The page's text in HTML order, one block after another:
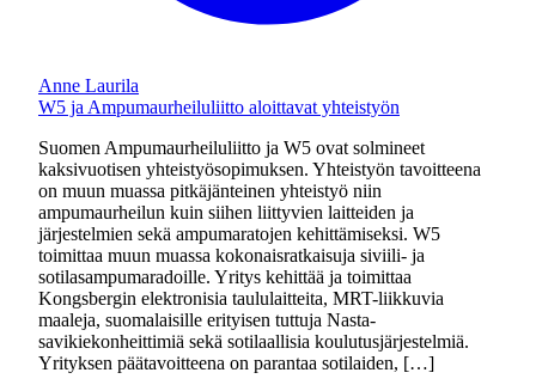
Anne Laurila
W5 ja Ampumaurheiluliitto aloittavat yhteistyön
Suomen Ampumaurheiluliitto ja W5 ovat solmineet
kaksivuotisen yhteistyösopimuksen. Yhteistyön tavoitteena
on muun muassa pitkäjänteinen yhteistyö niin
ampumaurheilun kuin siihen liittyvien laitteiden ja
järjestelmien sekä ampumaratojen kehittämiseksi. W5
toimittaa muun muassa kokonaisratkaisuja siviili- ja
sotilasampumaradoille. Yritys kehittää ja toimittaa
Kongsbergin elektronisia taululaitteita, MRT-liikkuvia
maaleja, suomalaisille erityisen tuttuja Nasta-
savikiekonheittimiä sekä sotilaallisia koulutusjärjestelmiä.
Yrityksen päätavoitteena on parantaa sotilaiden, […]